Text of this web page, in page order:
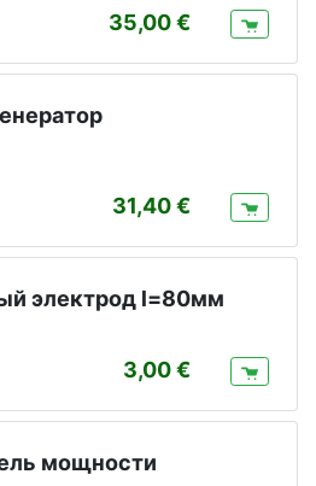
35,00
31,40
электрод l=80мм
3,00
мощности